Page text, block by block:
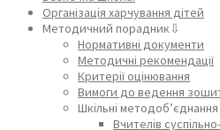
Організація харчування дітей
Методичний порадник⇩
Нормативні документи
Методичні рекомендації
Критерії оцінювання
Вимоги до ведення
Шкільні
Вчителів